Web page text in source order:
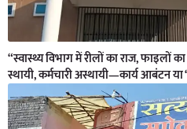
“स्वास्थ्य विभाग में रीलों का राज, फाइलों
स्थायी, कर्मचारी अस्थायी—कार्य आबंटन या